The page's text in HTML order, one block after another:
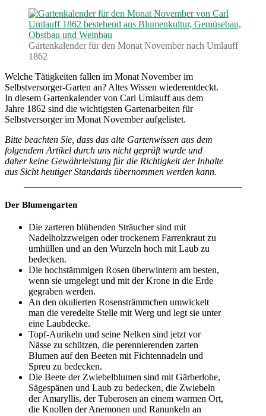
Gartenkalender für den Monat November nach Umlauff
1862
Welche Tätigkeiten fallen im Monat November im
Selbstversorger-Garten an? Altes Wissen wiederentdeckt.
In diesem Gartenkalender von Carl Umlauff aus dem
Jahre 1862 sind die wichtigsten Gartenarbeiten für
Selbstversorger im Monat November aufgelistet.
Bitte beachten Sie, dass das alte Gartenwissen aus dem
folgendem Artikel durch uns nicht geprüft wurde und
daher keine Gewährleistung für die Richtigkeit der Inhalte
aus Sicht heutiger Standards übernommen werden kann.
Der Blumengarten
Die zarteren blühenden Sträucher sind mit
Nadelholzzweigen oder trockenem Farrenkraut zu
umhüllen und an den Wurzeln hoch mit Laub zu
bedecken.
Die hochstämmigen Rosen überwintern am besten,
wenn sie umgelegt und mit der Krone in die Erde
gegraben werden.
An den okulierten Rosensträmmchen umwickelt
man die veredelte Stelle mit Werg und legt sie unter
eine Laubdecke.
Topf-Aurikeln und seine Nelken sind jetzt vor
Nässe zu schützen, die perennierenden zarten
Blumen auf den Beeten mit Fichtennadeln und
Spreu zu bedecken.
Die Beete der Zwiebelblumen sind mit Gärberlohe,
Sägespänen und Laub zu bedecken, die Zwiebeln
der Amaryllis, der Tuberosen an einem warmen Ort,
die Knollen der Anemonen und Ranunkeln an